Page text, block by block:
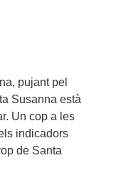
pujant pel
Susanna està
Un cop a les
indicadors
de Santa